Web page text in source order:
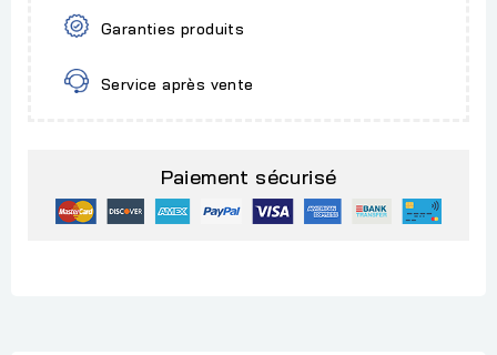
Garanties produits
Service après vente
Paiement sécurisé